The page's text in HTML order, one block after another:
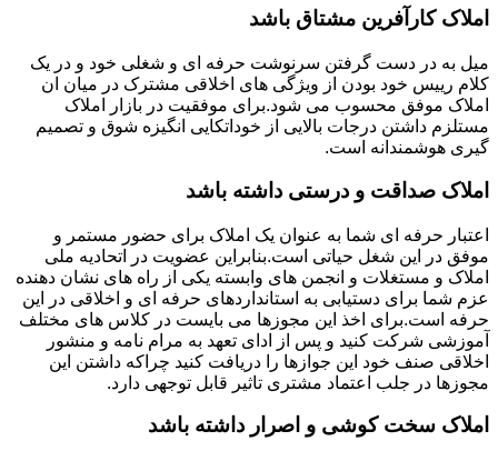
املاک کارآفرین مشتاق باشد
میل به در دست گرفتن سرنوشت حرفه ای و شغلی خود و در یک
کلام رییس خود بودن از ویژگی های اخلاقی مشترک در میان ان
املاک موفق محسوب می شود.برای موفقیت در بازار املاک
مستلزم داشتن درجات بالایی از خوداتکایی انگیزه شوق و تصمیم
گیری هوشمندانه است.
املاک صداقت و درستی داشته باشد
اعتبار حرفه ای شما به عنوان یک املاک برای حضور مستمر و
موفق در این شغل حیاتی است.بنابراین عضویت در اتحادیه ملی
املاک و مستغلات و انجمن های وابسته یکی از راه های نشان دهنده
عزم شما برای دستیابی به استانداردهای حرفه ای و اخلاقی در این
حرفه است.برای اخذ این مجوزها می بایست در کلاس های مختلف
آموزشی شرکت کنید و پس از ادای تعهد به مرام نامه و منشور
اخلاقی صنف خود این جوازها را دریافت کنید چراکه داشتن این
مجوزها در جلب اعتماد مشتری تاثیر قابل توجهی دارد.
املاک سخت کوشی و اصرار داشته باشد